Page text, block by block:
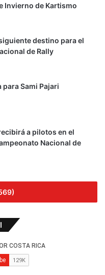
Invierno de Kartismo
destino para el
de Rally
Sami Pajari
a pilotos en el
Nacional de